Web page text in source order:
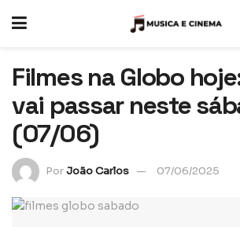
Filmes na Globo
vai passar neste
(07/06)
PorJoão Carlos 07/06/2025